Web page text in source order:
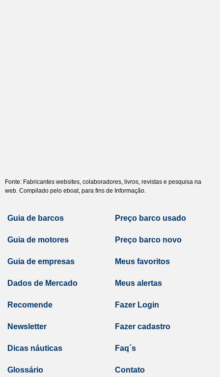
Fonte: Fabricantes websites, colaboradores, livros, revistas e pesquisa na
web. Compilado pelo eboat, para fins de Informação.
Guia de barcos
Guia de motores
Guia de empresas
Dados de Mercado
Preço barco usado
Preço barco novo
Meus favoritos
Meus alertas
Recomende
Newsletter
Dicas náuticas
Glossário
Fazer Login
Fazer cadastro
Faq´s
Contato